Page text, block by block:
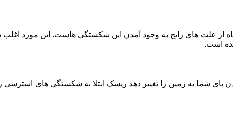
از علت های رایج به وجود آمدن این شکستگی هاست. این مورد
است.
پای شما به زمین را تغییر دهد ریسک ابتلا به شکستگی های استرسی